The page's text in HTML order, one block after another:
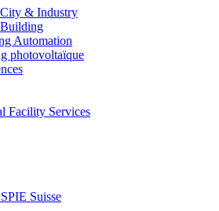
& Industry
Automation
photovoltaïque
Facility Services
Suisse